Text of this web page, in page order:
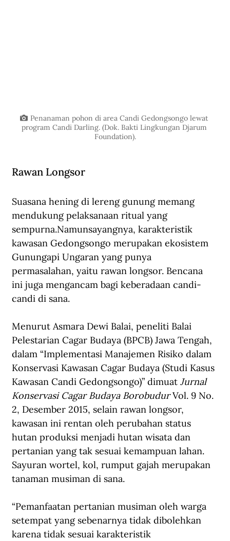
Penanaman pohon di area Candi Gedongsongo lewat
program Candi Darling. (Dok. Bakti Lingkungan Djarum
Foundation).
Rawan Longsor
Suasana hening di lereng gunung memang
mendukung pelaksanaan ritual yang
sempurna.Namunsayangnya, karakteristik
kawasan Gedongsongo merupakan ekosistem
Gunungapi Ungaran yang punya
permasalahan, yaitu rawan longsor. Bencana
ini juga mengancam bagi keberadaan candi-
candi di sana.
Menurut Asmara Dewi Balai, peneliti Balai
Pelestarian Cagar Budaya (BPCB) Jawa Tengah,
dalam “Implementasi Manajemen Risiko dalam
Konservasi Kawasan Cagar Budaya (Studi Kasus
Kawasan Candi Gedongsongo)” dimuat Jurnal
Konservasi Cagar Budaya Borobudur Vol. 9 No.
2, Desember 2015, selain rawan longsor,
kawasan ini rentan oleh perubahan status
hutan produksi menjadi hutan wisata dan
pertanian yang tak sesuai kemampuan lahan.
Sayuran wortel, kol, rumput gajah merupakan
tanaman musiman di sana.
“Pemanfaatan pertanian musiman oleh warga
setempat yang sebenarnya tidak dibolehkan
karena tidak sesuai karakteristik